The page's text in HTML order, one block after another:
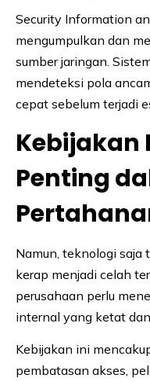
Security Information
mengumpulkan dan
sumber jaringan.
mendeteksi pola
cepat sebelum terjadi
Kebijakan
Penting
Namun, teknologi saja
kerap menjadi celah
perusahaan perlu
internal yang ketat
Kebijakan ini
pembatasan akses,